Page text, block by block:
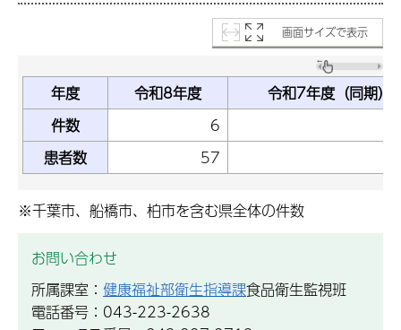
画面サイズで表示
年度 令和8年度
令和7年度（同期）
件数
6
患者数
57
※千葉市、船橋市、柏市を含む県全体の件数
お問い合わせ
所属課室： 健康福祉部衛生指導課食品衛生監視班
電話番号：043-223-2638